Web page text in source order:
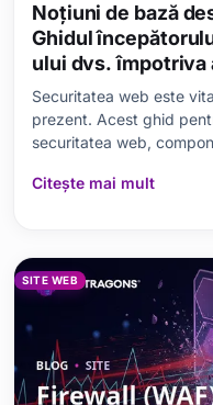
Noțiuni de bază
Ghidul
ului dvs. împotriva
Securitatea web este
prezent. Acest ghid
securitatea web,
comune și detaliază
Citește mai mult
SITE WEB